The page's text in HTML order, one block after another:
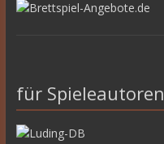
für Spieleautoren